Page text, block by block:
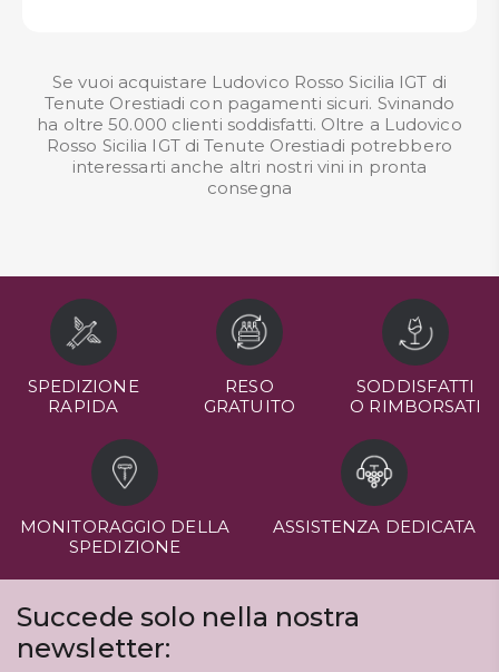
Se vuoi acquistare Ludovico Rosso Sicilia IGT di
Tenute Orestiadi con pagamenti sicuri. Svinando
ha oltre 50.000 clienti soddisfatti. Oltre a Ludovico
Rosso Sicilia IGT di Tenute Orestiadi potrebbero
interessarti anche altri nostri vini in pronta
consegna
SPEDIZIONE
RAPIDA
RESO
GRATUITO
SODDISFATTI
O RIMBORSATI
MONITORAGGIO DELLA
SPEDIZIONE
ASSISTENZA DEDICATA
Succede solo nella nostra
newsletter: